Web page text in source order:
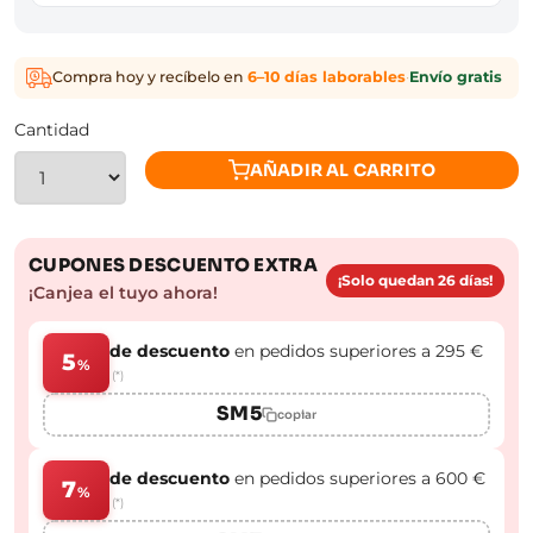
Compra hoy y recíbelo en 6–10 días laborables·Envío gratis
Cantidad
AÑADIR AL CARRITO
CUPONES DESCUENTO EXTRA
¡Canjea el tuyo ahora!
¡Solo quedan 26 días!
5%
de descuento en pedidos superiores a 295 €
(*)
SM5 copiar
7%
de descuento en pedidos superiores a 600 €
(*)